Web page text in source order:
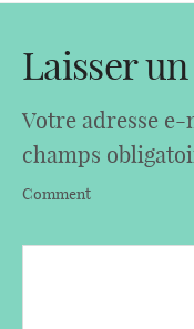
Laisser
Votre adresse
champs
Comment